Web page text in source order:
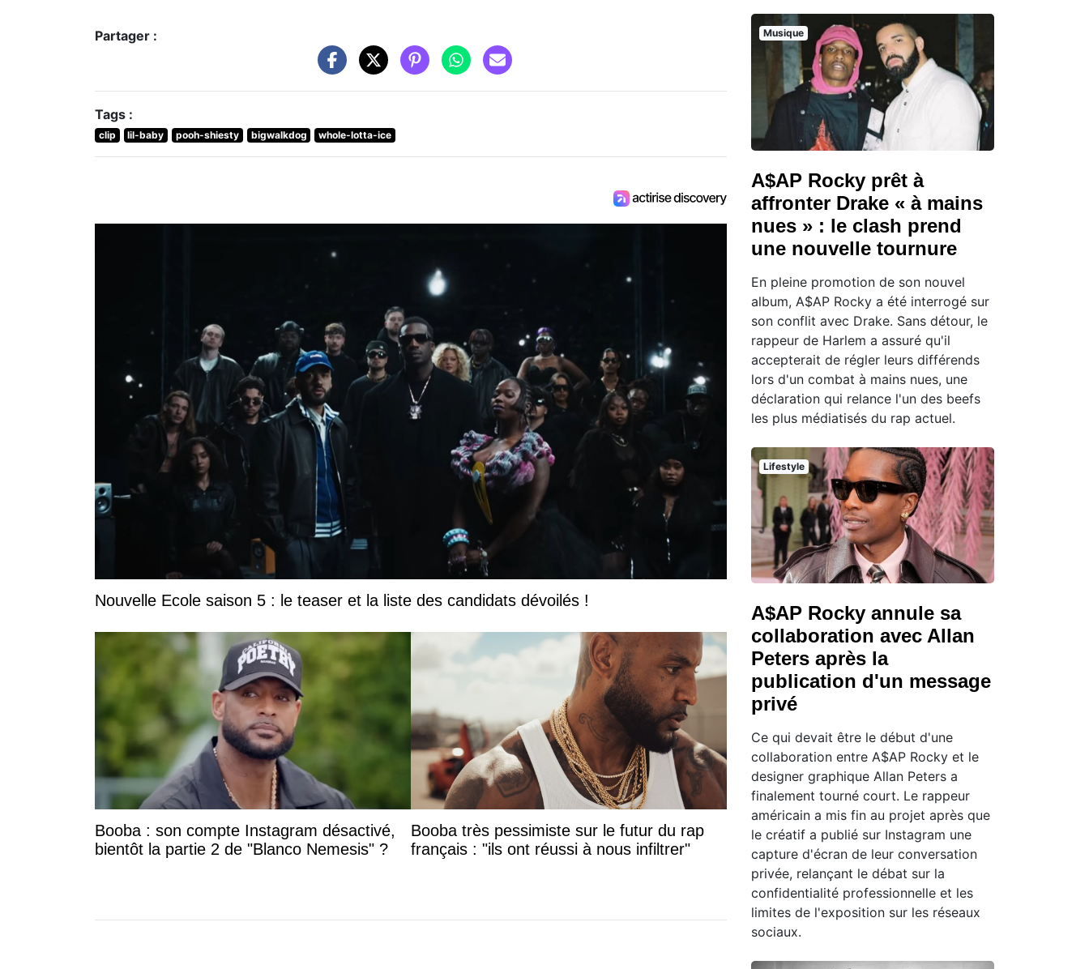
Partager :
Tags :
clip lil-baby pooh-shiesty bigwalkdog whole-lotta-ice
Nouvelle Ecole saison 5 : le teaser et la liste des candidats dévoilés !
Booba : son compte Instagram désactivé,
bientôt la partie 2 de "Blanco Nemesis" ?
Booba très pessimiste sur le futur du rap
français : "ils ont réussi à nous infiltrer"
Musique
A$AP Rocky prêt à
affronter Drake « à mains
nues » : le clash prend
une nouvelle tournure
En pleine promotion de son nouvel
album, A$AP Rocky a été interrogé sur
son conflit avec Drake. Sans détour, le
rappeur de Harlem a assuré qu'il
accepterait de régler leurs différends
lors d'un combat à mains nues, une
déclaration qui relance l'un des beefs
les plus médiatisés du rap actuel.
Lifestyle
A$AP Rocky annule sa
collaboration avec Allan
Peters après la
publication d'un message
privé
Ce qui devait être le début d'une
collaboration entre A$AP Rocky et le
designer graphique Allan Peters a
finalement tourné court. Le rappeur
américain a mis fin au projet après que
le créatif a publié sur Instagram une
capture d'écran de leur conversation
privée, relançant le débat sur la
confidentialité professionnelle et les
limites de l'exposition sur les réseaux
sociaux.